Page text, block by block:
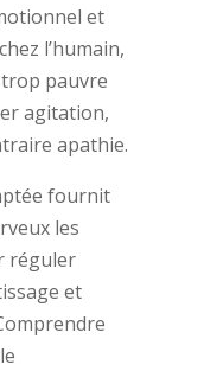
et
l’humain,
pauvre
agitation,
apathie.
fournit
les
réguler
et